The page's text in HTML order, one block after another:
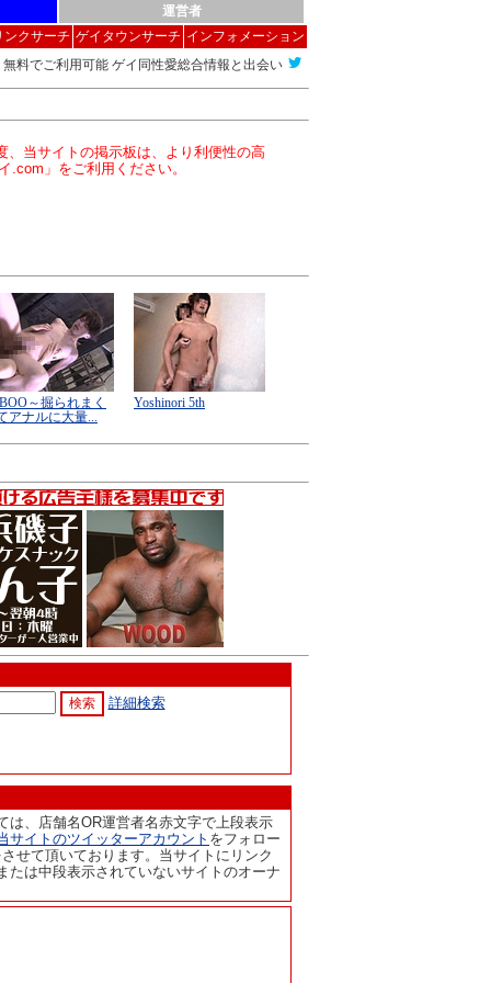
運営者
ンクサーチ ゲイタウンサーチ インフォメーション
料でご利用可能 ゲイ同性愛総合情報と出会い
当サイトの掲示板は、より利便性の高
.com」をご利用ください。
詳細検索
は、店舗名OR運営者名赤文字で上段表示
サイトのツイッターアカウント をフォロー
せて頂いております。当サイトにリンク
たは中段表示されていないサイトのオーナ